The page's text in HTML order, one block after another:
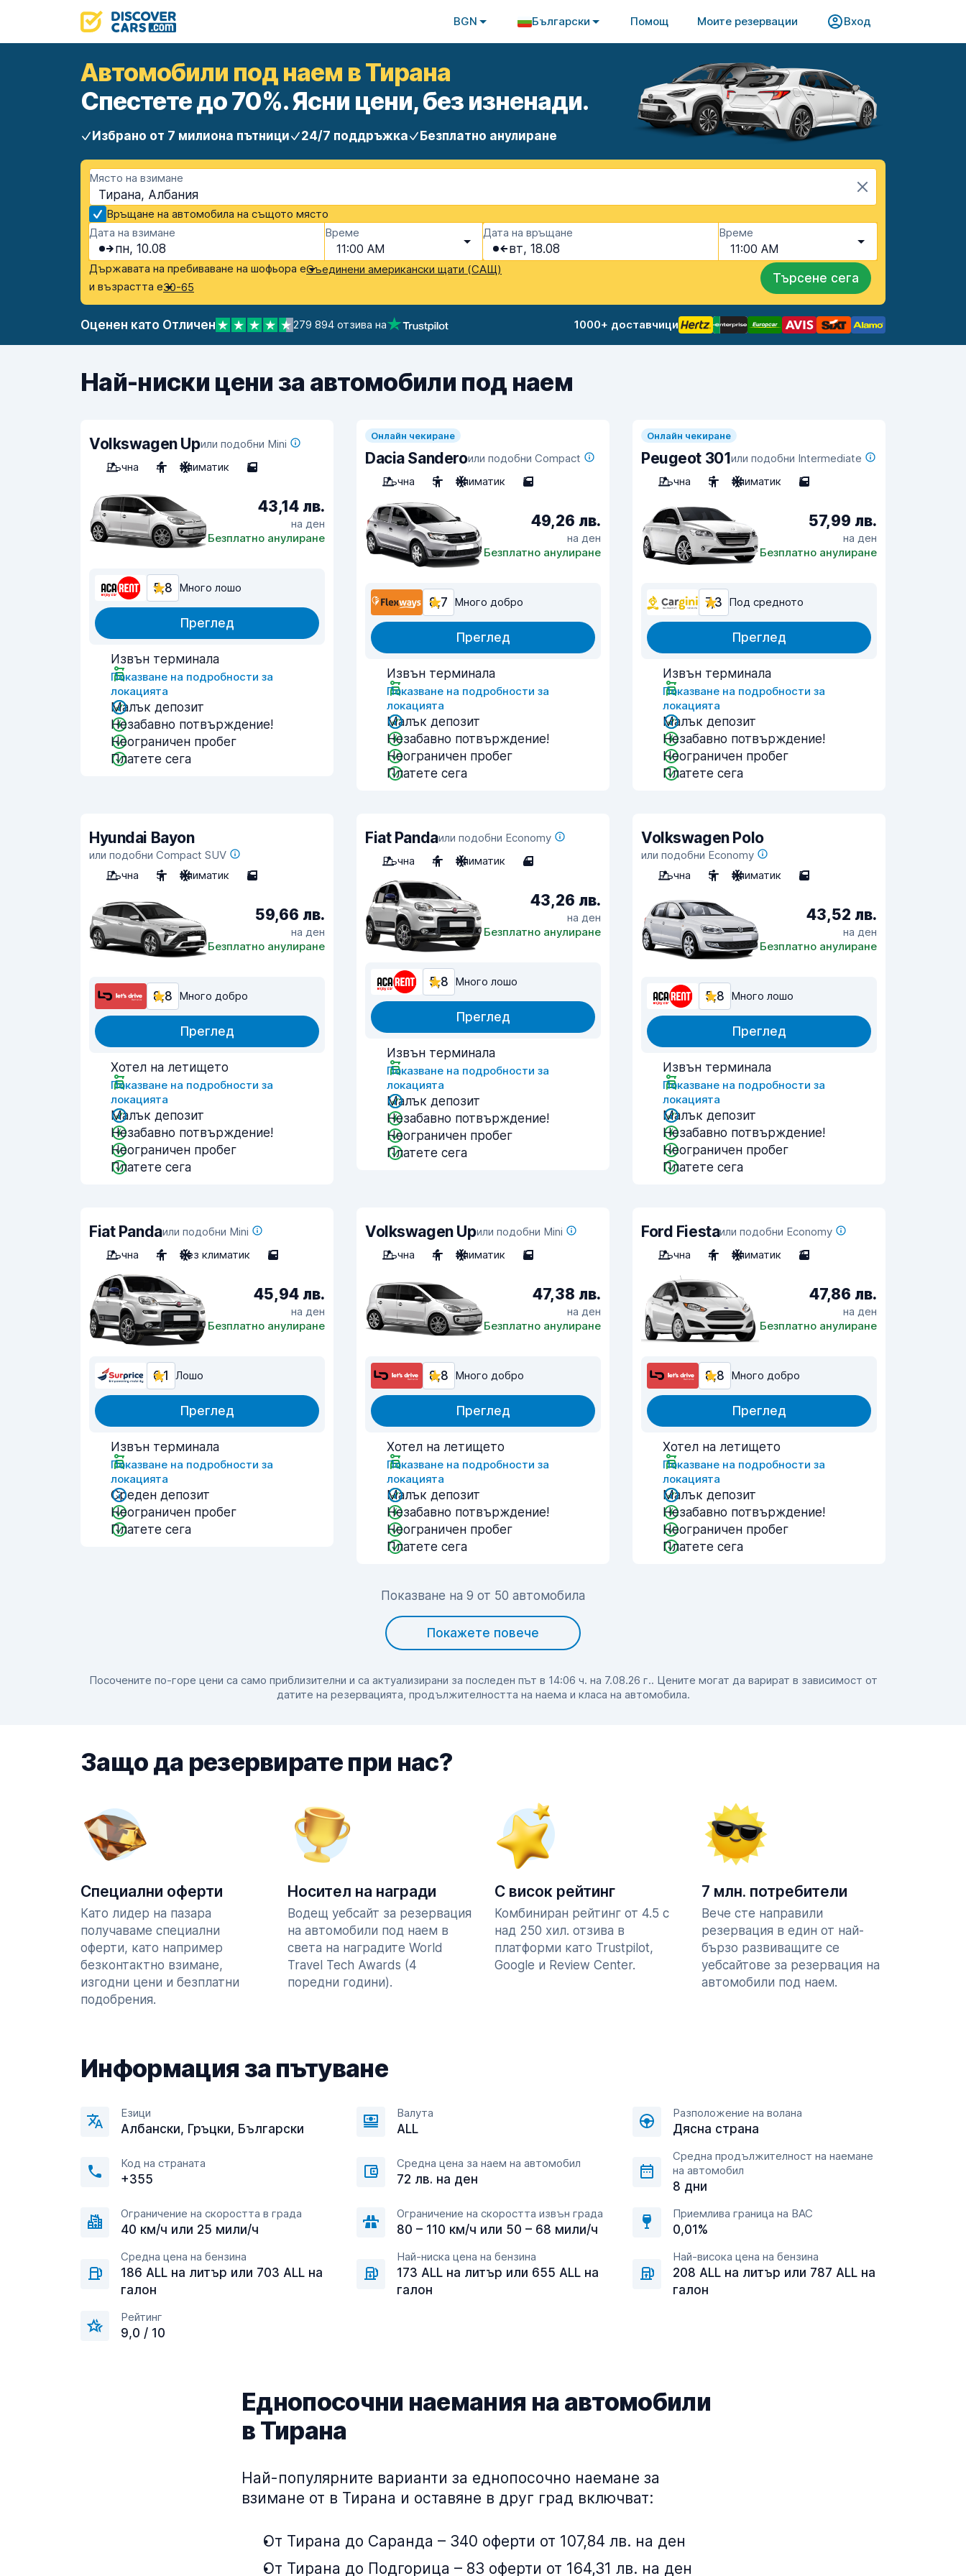
BGN Български Помощ Моите резервации Вход
Автомобили под наем в Тирана
Спестете до 70%. Ясни цени, без изненади.
Избрано от 7 милиона пътници 24/7 поддръжка Безплатно анулиране
Място на взимане
Тирана, Албания
Връщане на автомобила на същото място
Дата на взимане
пн, 10.08
Време
11:00 AM
Дата на връщане
вт, 18.08
Време
11:00 AM
Държавата на пребиваване на шофьора еСъединени американски щати (САЩ)
и възрастта е30-65
Търсене сега
Оценен като Отличен 279 894 отзива на 1000+ доставчици
Най-ниски цени за автомобили под наем
Volkswagen Upили подобни Mini
Ръчна
4 Климатик 5
43,14 лв.
на ден
Безплатно анулиране
5,8 Много лошо
Преглед
Извън терминала
Показване на подробности за
локацията
Малък депозит
Незабавно потвърждение!
Неограничен пробег
Платете сега
Онлайн чекиране
Dacia Sanderoили подобни Compact
Ръчна
5 Климатик 5
49,26 лв.
на ден
Безплатно анулиране
8,7 Много добро
Преглед
Извън терминала
Показване на подробности за
локацията
Малък депозит
Незабавно потвърждение!
Неограничен пробег
Платете сега
Онлайн чекиране
Peugeot 301или подобни Intermediate
Ръчна
5 Климатик 5
57,99 лв.
на ден
Безплатно анулиране
7,3 Под средното
Преглед
Извън терминала
Показване на подробности за
локацията
Малък депозит
Незабавно потвърждение!
Неограничен пробег
Платете сега
Hyundai Bayon
или подобни Compact SUV
Ръчна
5 Климатик 5
59,66 лв.
на ден
Безплатно анулиране
8,8 Много добро
Преглед
Хотел на летището
Показване на подробности за
локацията
Малък депозит
Незабавно потвърждение!
Неограничен пробег
Платете сега
Fiat Pandaили подобни Economy
Ръчна
4 Климатик 4
43,26 лв.
на ден
Безплатно анулиране
5,8 Много лошо
Преглед
Извън терминала
Показване на подробности за
локацията
Малък депозит
Незабавно потвърждение!
Неограничен пробег
Платете сега
Volkswagen Polo
или подобни Economy
Ръчна
5 Климатик 5
43,52 лв.
на ден
Безплатно анулиране
5,8 Много лошо
Преглед
Извън терминала
Показване на подробности за
локацията
Малък депозит
Незабавно потвърждение!
Неограничен пробег
Платете сега
Fiat Pandaили подобни Mini
Ръчна
4 Без климатик 5
45,94 лв.
на ден
Безплатно анулиране
6,1 Лошо
Преглед
Извън терминала
Показване на подробности за
локацията
Среден депозит
Неограничен пробег
Платете сега
Volkswagen Upили подобни Mini
Ръчна
4 Климатик 5
47,38 лв.
на ден
Безплатно анулиране
8,8 Много добро
Преглед
Хотел на летището
Показване на подробности за
локацията
Малък депозит
Незабавно потвърждение!
Неограничен пробег
Платете сега
Ford Fiestaили подобни Economy
Ръчна
4 Климатик 3
47,86 лв.
на ден
Безплатно анулиране
8,8 Много добро
Преглед
Хотел на летището
Показване на подробности за
локацията
Малък депозит
Незабавно потвърждение!
Неограничен пробег
Платете сега
Показване на 9 от 50 автомобила
Покажете повече
Посочените по-горе цени са само приблизителни и са актуализирани за последен път в 14:06 ч. на 7.08.26 г.. Цените могат да варират в зависимост от
датите на резервацията, продължителността на наема и класа на автомобила.
Защо да резервирате при нас?
Специални оферти
Като лидер на пазара
получаваме специални
оферти, като например
безконтактно взимане,
изгодни цени и безплатни
подобрения.
Носител на награди
Водещ уебсайт за резервация
на автомобили под наем в
света на наградите World
Travel Tech Awards (4
поредни години).
С висок рейтинг
Комбиниран рейтинг от 4.5 с
над 250 хил. отзива в
платформи като Trustpilot,
Google и Review Center.
7 млн. потребители
Вече сте направили
резервация в един от най-
бързо развиващите се
уебсайтове за резервация на
автомобили под наем.
Информация за пътуване
Езици
Албански, Гръцки, Български
Валута
ALL
Разположение на волана
Дясна страна
Код на страната
+355
Средна цена за наем на автомобил
72 лв. на ден
Средна продължителност на наемане
на автомобил
8 дни
Ограничение на скоростта в града
40 км/ч или 25 мили/ч
Ограничение на скоростта извън града
80 – 110 км/ч или 50 – 68 мили/ч
Приемлива граница на BAC
0,01%
Средна цена на бензина
186 ALL на литър или 703 ALL на
галон
Най-ниска цена на бензина
173 ALL на литър или 655 ALL на
галон
Най-висока цена на бензина
208 ALL на литър или 787 ALL на
галон
Рейтинг
9,0 / 10
Еднопосочни наемания на автомобили
в Тирана
Най-популярните варианти за еднопосочно наемане за
взимане от в Тирана и оставяне в друг град включват:
От Тирана до Саранда – 340 оферти от 107,84 лв. на ден
От Тирана до Подгорица – 83 оферти от 164,31 лв. на ден